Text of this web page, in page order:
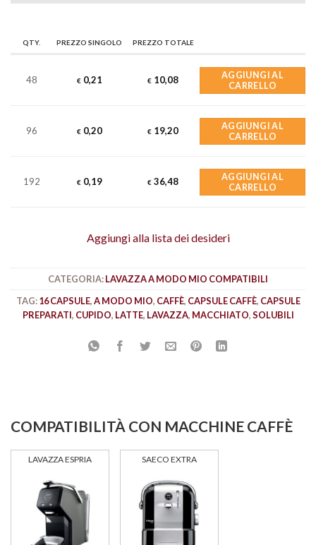
QTY. PREZZO SINGOLO PREZZO TOTALE
48 €0,21 € 10,08
AGGIUNGI AL
CARRELLO
96 €0,20 € 19,20
AGGIUNGI AL
CARRELLO
192 €0,19 € 36,48
AGGIUNGI AL
CARRELLO
Aggiungi alla lista dei desideri
CATEGORIA:LAVAZZA A MODO MIO COMPATIBILI
TAG:16 CAPSULE,A MODO MIO, CAFFÈ, CAPSULE CAFFÈ, CAPSULE
PREPARATI, CUPIDO, LATTE, LAVAZZA, MACCHIATO,SOLUBILI
COMPATIBILITÀ CON MACCHINE CAFFÈ
LAVAZZA ESPRIA SAECO EXTRA